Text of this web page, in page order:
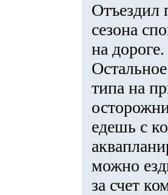
Отъездил
сезона
на
типа на
едешь с
можно
за счет